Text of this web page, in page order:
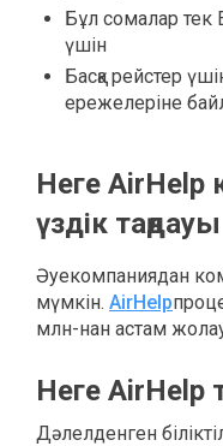
Бұл сомалар тек
үшін
Басқа рейстер
ережелеріне
Неге AirHelp
үздік таңдауы
Әуекомпаниядан
мүмкін. AirHelp
млн-нан астам
Неге AirHelp
Дәлелденген